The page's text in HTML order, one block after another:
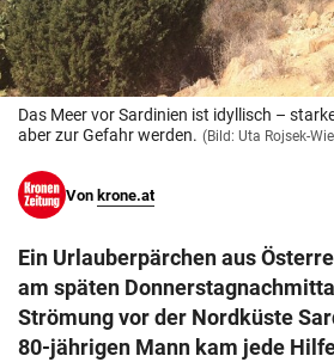
© Krone Multimedia GmbH & Co KG
Muthgasse 2, 1190 Wien
Das Meer vor Sardinien ist idyllisch –
aber zur Gefahr werden. (Bild: Uta Rojsek-
Von krone.at
Ein Urlauberpärchen aus
am späten
Strömung vor der Nordküste
80-jährigen Mann kam jede